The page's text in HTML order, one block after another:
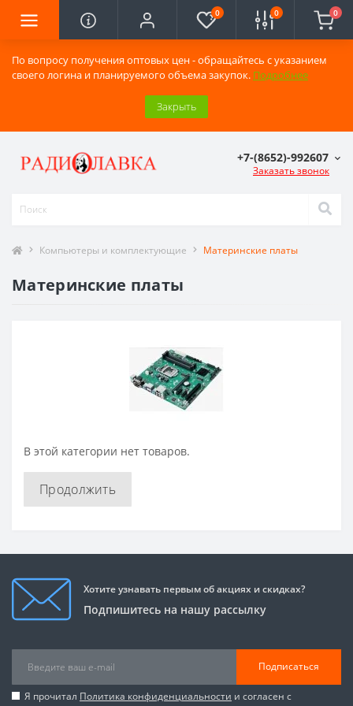
По вопросу получения оптовых цен - обращайтесь с указанием
своего логина и планируемого объема закупок. Подробнее
Закрыть
0 0 0
+7-(8652)-992607
Заказать звонок
Компьютеры и комплектующие Материнские платы
Материнские платы
В этой категории нет товаров.
Продолжить
Хотите узнавать первым об акциях и скидках?
Подпишитесь на нашу рассылку
Подписаться
Я прочитал Политика конфиденциальности и согласен с